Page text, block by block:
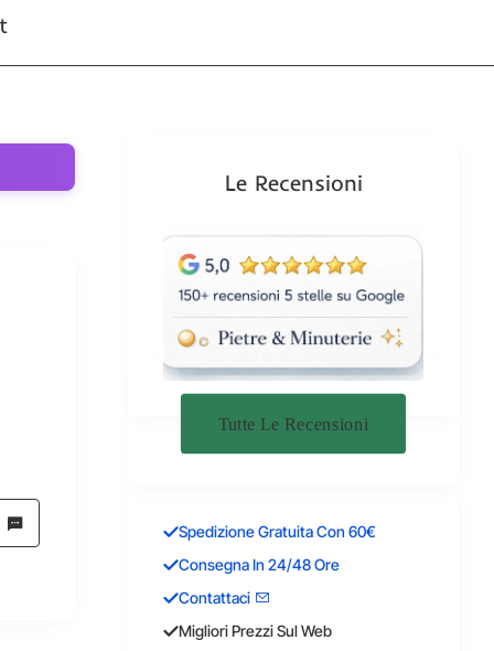
Le Recensioni
Tutte Le Recensioni
Spedizione Gratuita Con 60€
Consegna In 24/48 Ore
Contattaci
Migliori Prezzi Sul Web